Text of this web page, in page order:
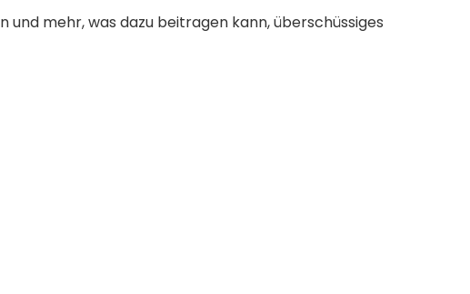
mehr, was dazu beitragen kann, überschüssiges